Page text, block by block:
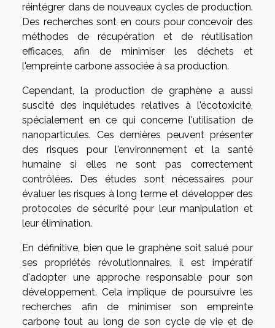
réintégrer dans de nouveaux cycles de production.
Des recherches sont en cours pour concevoir des
méthodes de récupération et de réutilisation
efficaces, afin de minimiser les déchets et
l'empreinte carbone associée à sa production.
Cependant, la production de graphène a aussi
suscité des inquiétudes relatives à l'écotoxicité,
spécialement en ce qui concerne l'utilisation de
nanoparticules. Ces dernières peuvent présenter
des risques pour l'environnement et la santé
humaine si elles ne sont pas correctement
contrôlées. Des études sont nécessaires pour
évaluer les risques à long terme et développer des
protocoles de sécurité pour leur manipulation et
leur élimination.
En définitive, bien que le graphène soit salué pour
ses propriétés révolutionnaires, il est impératif
d'adopter une approche responsable pour son
développement. Cela implique de poursuivre les
recherches afin de minimiser son empreinte
carbone tout au long de son cycle de vie et de